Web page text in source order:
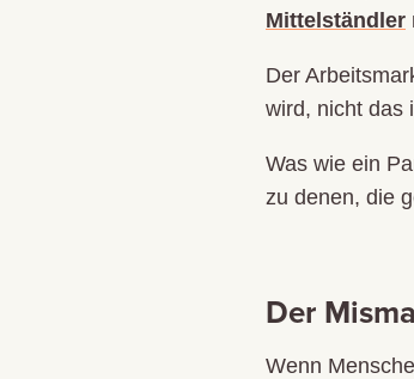
Mittelständler
Der
wird, nicht das
Was wie ein
zu denen, die
Der
Wenn